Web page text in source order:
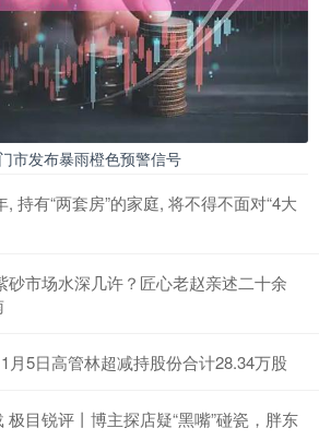
市发布暴雨橙色预警信号
持有“两套房”的家庭, 将不得不面对“4大
砂市场水深几许？匠心老赵亲述二十余
月5日高管林超减持股份合计28.34万股
目锐评丨博主探店疑“黑嘴”碰瓷，胖东